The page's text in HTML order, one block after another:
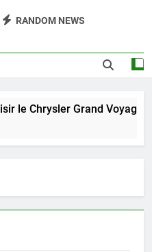
RANDOM NEWS
le Chrysler Grand